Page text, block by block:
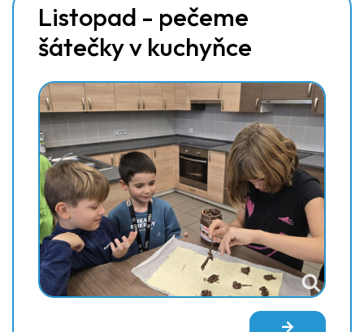
Listopad - pečeme
šátečky v kuchyňce